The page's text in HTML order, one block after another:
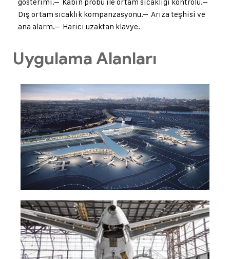
Dış ortam sıcaklık kompanzasyonu.– Arıza teşhisi ve
ana alarm.– Harici uzaktan klavye.
Uygulama Alanları